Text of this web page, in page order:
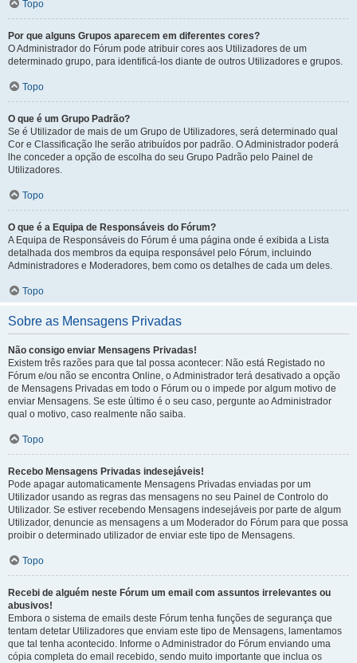
Topo
Por que alguns Grupos aparecem em diferentes cores?
O Administrador do Fórum pode atribuir cores aos Utilizadores de um
determinado grupo, para identificá-los diante de outros Utilizadores e grupos.
Topo
O que é um Grupo Padrão?
Se é Utilizador de mais de um Grupo de Utilizadores, será determinado qual
Cor e Classificação lhe serão atribuídos por padrão. O Administrador poderá
lhe conceder a opção de escolha do seu Grupo Padrão pelo Painel de
Utilizadores.
Topo
O que é a Equipa de Responsáveis do Fórum?
A Equipa de Responsáveis do Fórum é uma página onde é exibida a Lista
detalhada dos membros da equipa responsável pelo Fórum, incluindo
Administradores e Moderadores, bem como os detalhes de cada um deles.
Topo
Sobre as Mensagens Privadas
Não consigo enviar Mensagens Privadas!
Existem três razões para que tal possa acontecer: Não está Registado no
Fórum e/ou não se encontra Online, o Administrador terá desativado a opção
de Mensagens Privadas em todo o Fórum ou o impede por algum motivo de
enviar Mensagens. Se este último é o seu caso, pergunte ao Administrador
qual o motivo, caso realmente não saiba.
Topo
Recebo Mensagens Privadas indesejáveis!
Pode apagar automaticamente Mensagens Privadas enviadas por um
Utilizador usando as regras das mensagens no seu Painel de Controlo do
Utilizador. Se estiver recebendo Mensagens indesejáveis por parte de algum
Utilizador, denuncie as mensagens a um Moderador do Fórum para que possa
proibir o determinado utilizador de enviar este tipo de Mensagens.
Topo
Recebi de alguém neste Fórum um email com assuntos irrelevantes ou
abusivos!
Embora o sistema de emails deste Fórum tenha funções de segurança que
tentam detetar Utilizadores que enviam este tipo de Mensagens, lamentamos
que tal tenha acontecido. Informe o Administrador do Fórum enviando uma
cópia completa do email recebido, sendo muito importante que inclua os